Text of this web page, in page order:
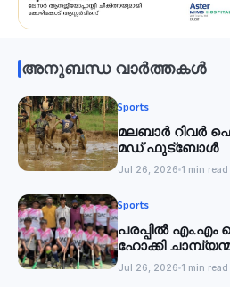
അനുബന്ധ വാർത്തകൾ
Sports
മലബാര്‍ റിവര്‍
മഡ് ഫുട്‌ബോൾ
Jul 26, 2026 1 min read
Sports
പരപ്പിൽ
ഹോക്കി
Jul 26, 2026 1 min read